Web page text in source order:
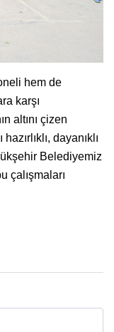
hem de
karşı
altını çizen
dayanıklı
Belediyemiz
çalışmaları